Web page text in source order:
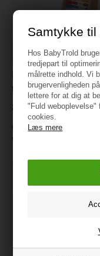
Samtykke
Hos BabyTrold
tredjepart til
målrette indhold. Vi
brugervenligheden
lettere for at dig at
"Fuld
cookies.
Læs mere
Kugleramme m/farvede
trækugler +3 år
200 kr.
På lager
Varenr.: